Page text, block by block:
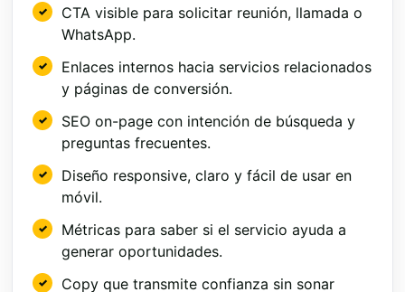
CTA visible para solicitar reunión, llamada o
WhatsApp.
Enlaces internos hacia servicios relacionados
y páginas de conversión.
SEO on-page con intención de búsqueda y
preguntas frecuentes.
Diseño responsive, claro y fácil de usar en
móvil.
Métricas para saber si el servicio ayuda a
generar oportunidades.
Copy que transmite confianza sin sonar